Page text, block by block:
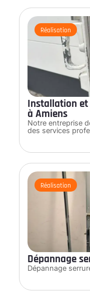
Réalisation
Installation et
à Amiens
Notre entreprise
des services
Réalisation
Dépannage
Dépannage